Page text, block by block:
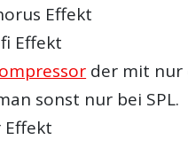
Effekt
Effekt
der mit nur
sonst nur bei SPL.
Effekt